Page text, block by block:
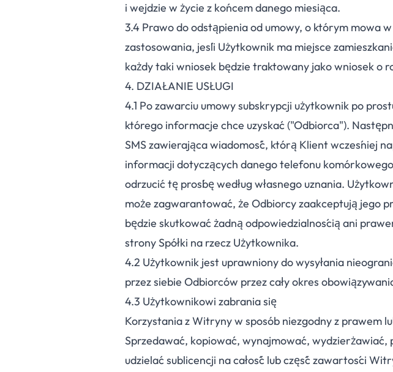
i wejdzie w życie z końcem danego miesiąca.
3.4 Prawo do odstąpienia od umowy, o którym mowa
zastosowania, jeśli Użytkownik ma miejsce
każdy taki wniosek będzie traktowany jako wniosek o
4. DZIAŁANIE USŁUGI
4.1 Po zawarciu umowy subskrypcji użytkownik po
którego informacje chce uzyskać ("Odbiorca").
SMS zawierająca wiadomość, którą Klient wcześniej
informacji dotyczących danego telefonu
odrzucić tę prośbę według własnego uznania.
może zagwarantować, że Odbiorcy zaakceptują jego
będzie skutkować żadną odpowiedzialnością ani
strony Spółki na rzecz Użytkownika.
4.2 Użytkownik jest uprawniony do wysyłania
przez siebie Odbiorców przez cały okres
4.3 Użytkownikowi zabrania się
Korzystania z Witryny w sposób niezgodny z prawem
Sprzedawać, kopiować, wynajmować, wydzierżawiać,
udzielać sublicencji na całość lub część zawartości